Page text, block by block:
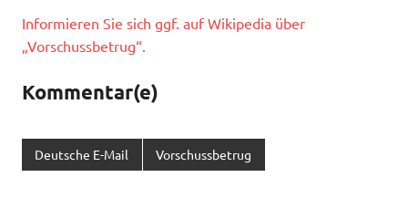
Informieren Sie sich ggf. auf Wikipedia über
„Vorschussbetrug“.
Kommentar(e)
Deutsche E-Mail Vorschussbetrug